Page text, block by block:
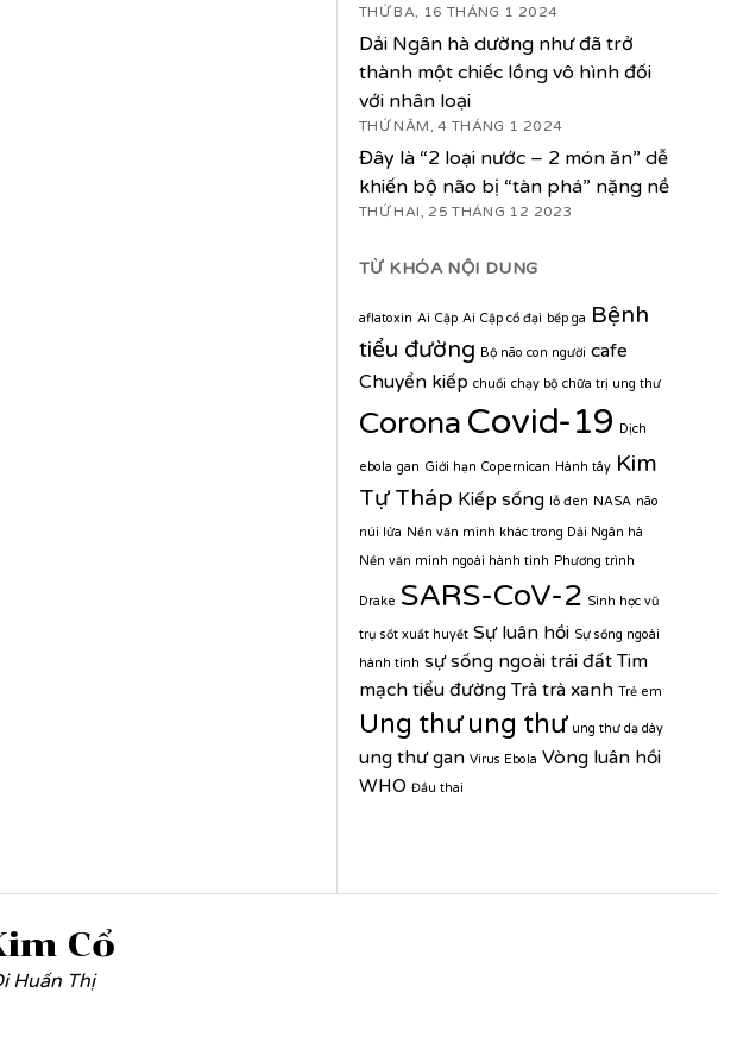
THỨ BA, 16 THÁNG 1 2024
Dải Ngân hà dường như đã trở
thành một chiếc lồng vô hình đối
với nhân loại
THỨ NĂM, 4 THÁNG 1 2024
Đây là “2 loại nước – 2 món ăn” dễ
khiến bộ não bị “tàn phá” nặng nề
THỨ HAI, 25 THÁNG 12 2023
TỪ KHÓA NỘI DUNG
aflatoxin Ai Cập Ai Cập cổ đại bếp ga Bệnh
tiểu đường Bộ não con người cafe
Chuyển kiếp chuối chạy bộ chữa trị ung thư
Corona Covid-19 Dịch
ebola gan Giới hạn Copernican Hành tây Kim
Tự Tháp Kiếp sống lỗ đen NASA não
núi lửa Nền văn minh khác trong Dải Ngân hà
Nền văn minh ngoài hành tinh Phương trình
Drake SARS-CoV-2 Sinh học vũ
trụ sốt xuất huyết Sự luân hồi Sự sống ngoài
hành tinh sự sống ngoài trái đất Tim
mạch tiểu đường Trà trà xanh Trẻ em
Ung thư ung thư ung thư dạ dày
ung thư gan Virus Ebola Vòng luân hồi
WHO Đầu thai
Cổ
Huấn Thị